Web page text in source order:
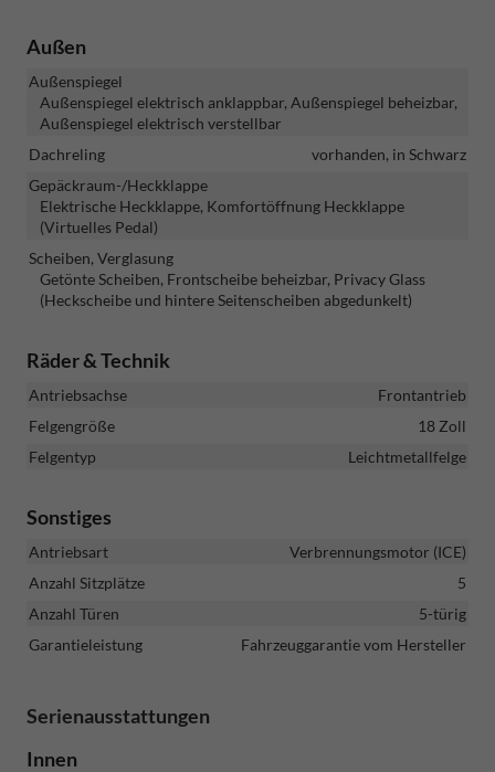
Außen
Außenspiegel
Außenspiegel elektrisch anklappbar, Außenspiegel beheizbar,
Außenspiegel elektrisch verstellbar
Dachreling
vorhanden, in Schwarz
Gepäckraum-/Heckklappe
Elektrische Heckklappe, Komfortöffnung Heckklappe
(Virtuelles Pedal)
Scheiben, Verglasung
Getönte Scheiben, Frontscheibe beheizbar, Privacy Glass
(Heckscheibe und hintere Seitenscheiben abgedunkelt)
Räder & Technik
Antriebsachse
Frontantrieb
Felgengröße
18 Zoll
Felgentyp
Leichtmetallfelge
Sonstiges
Antriebsart
Verbrennungsmotor (ICE)
Anzahl Sitzplätze
5
Anzahl Türen
5-türig
Garantieleistung
Fahrzeuggarantie vom Hersteller
Serienausstattungen
Innen